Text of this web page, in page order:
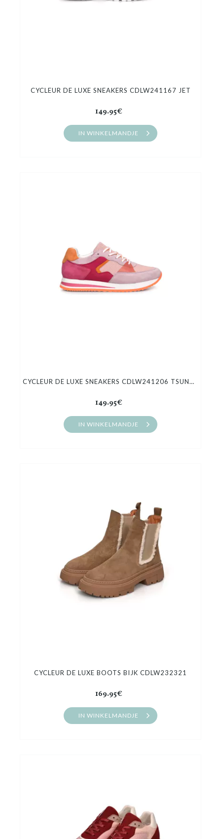
CYCLEUR DE LUXE SNEAKERS CDLW241167 JET
149.95€
IN WINKELMANDJE
CYCLEUR DE LUXE SNEAKERS CDLW241206 TSUNAMI
149.95€
IN WINKELMANDJE
CYCLEUR DE LUXE BOOTS BIJK CDLW232321
169.95€
IN WINKELMANDJE